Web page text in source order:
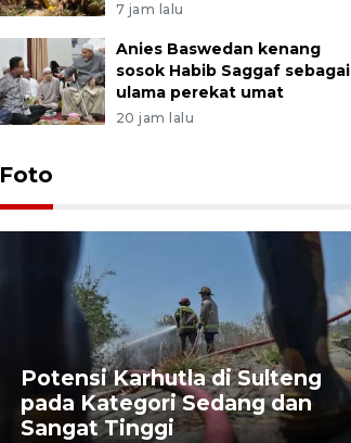
7 jam lalu
Anies Baswedan kenang
sosok Habib Saggaf sebagai
ulama perekat umat
20 jam lalu
Foto
Potensi Karhutla di Sulteng
pada Kategori Sedang dan
Sangat Tinggi